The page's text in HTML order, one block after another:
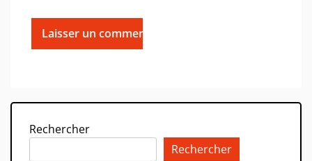
Rechercher
Rechercher